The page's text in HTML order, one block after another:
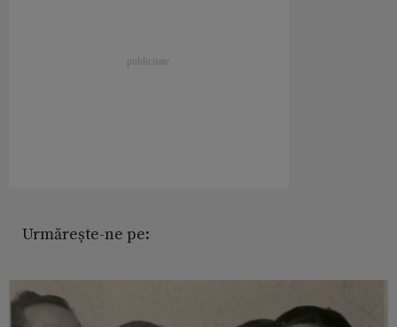
Urmărește-ne pe: